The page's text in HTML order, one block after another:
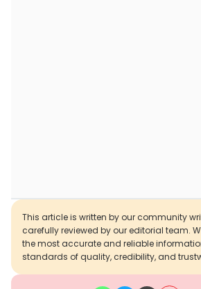
This article is written by our community
carefully reviewed by our editorial team.
the most accurate and reliable
standards of quality, credibility, and